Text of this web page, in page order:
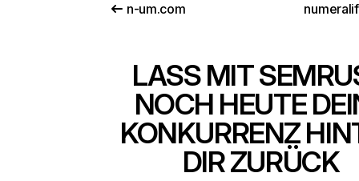
n-um.com
LASS MIT
NOCH HEUTE
KONKURRENZ
DIR ZURÜCK